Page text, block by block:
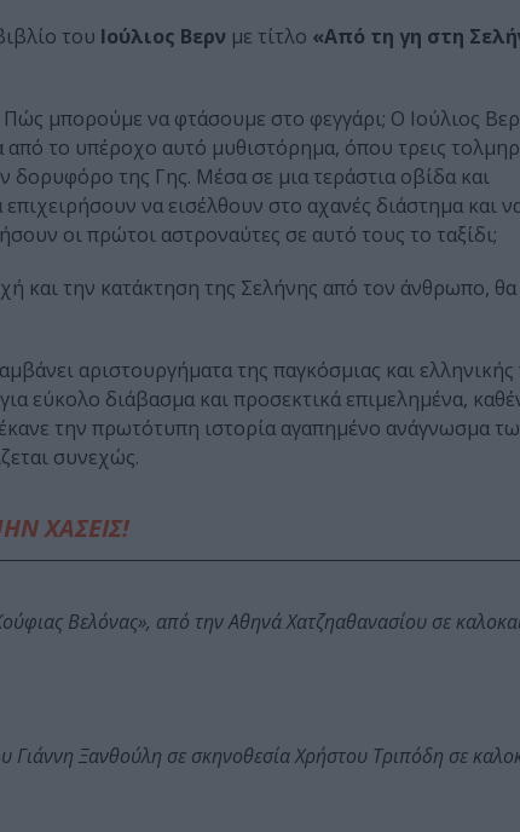
του Ιούλιος Βερν με τίτλο «Από τη γη στη
μπορούμε να φτάσουμε στο φεγγάρι; Ο Ιούλιος
το υπέροχο αυτό μυθιστόρημα, όπου τρεις
δορυφόρο της Γης. Μέσα σε μια τεράστια οβίδα και
να εισέλθουν στο αχανές διάστημα και
οι πρώτοι αστροναύτες σε αυτό τους το ταξίδι;
και την κατάκτηση της Σελήνης από τον άνθρωπο,
αριστουργήματα της παγκόσμιας και ελληνικής
εύκολο διάβασμα και προσεκτικά επιμελημένα,
την πρωτότυπη ιστορία αγαπημένο ανάγνωσμα
συνεχώς.
ΧΑΣΕΙΣ!
Βελόνας», από την Αθηνά Χατζηαθανασίου σε
Ξανθούλη σε σκηνοθεσία Χρήστου Τριπόδη σε